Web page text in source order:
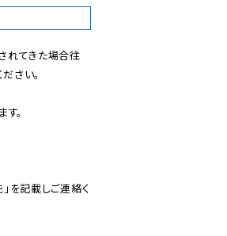
れてきた場合往
さい。
を記載しご連絡く